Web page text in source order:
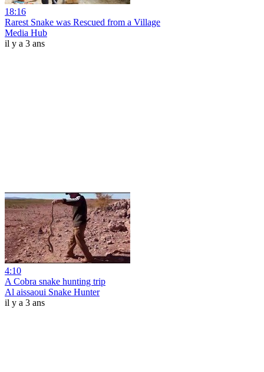
18:16
Rarest Snake was Rescued from a Village
Media Hub
il y a 3 ans
4:10
A Cobra snake hunting trip
Al aissaoui Snake Hunter
il y a 3 ans